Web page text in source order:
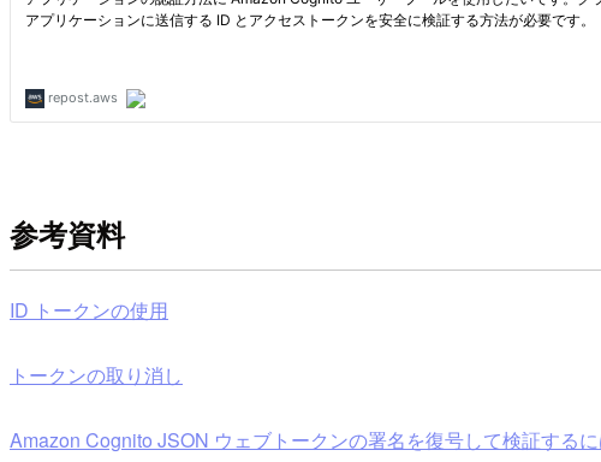
参考資料
ID トークンの使用
トークンの取り消し
Amazon Cognito JSON ウェブトークンの署名を復号して検証する